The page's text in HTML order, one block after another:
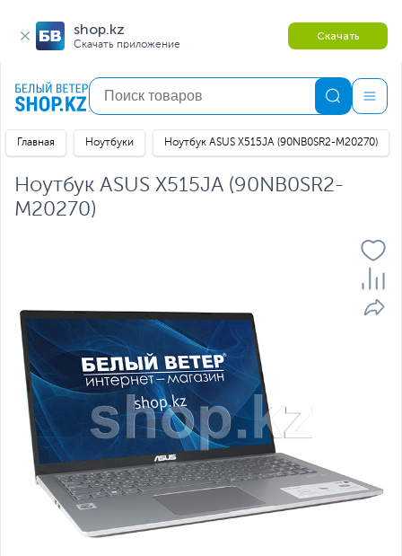
shop.kz
Скачать приложение
Скачать
Главная Ноутбуки Ноутбук ASUS X515JA (90NB0SR2-M20270)
Ноутбук ASUS X515JA (90NB0SR2-
M20270)